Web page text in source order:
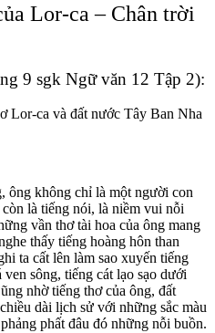
Lor-ca – Chân trời
9 sgk Ngữ văn 12 Tập 2):
Lor-ca và đất nước Tây Ban Nha
ông không chỉ là một người con
là tiếng nói, là niềm vui nỗi
vần thơ tài hoa của ông mang
thấy tiếng hoàng hôn than
ta cất lên làm sao xuyến tiếng
sông, tiếng cát lạo sạo dưới
nhờ tiếng thơ của ông, đất
dài lịch sử với những sắc màu
phất đâu đó những nỗi buồn.